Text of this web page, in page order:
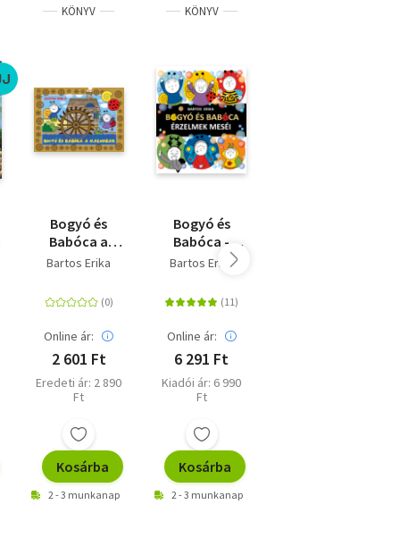
KÖNYV
Bogyó és
Babóca a
malomban
Bartos Erika
Online ár:
2 601 Ft
Eredeti ár: 2 890
Ft
Kosárba
2 - 3 munkanap
KÖNYV
Bogyó és
Babóca -
Érzelmek
Bartos Erika
Online ár:
6 291 Ft
Kiadói ár: 6 990
Ft
Kosárba
2 - 3 munkanap